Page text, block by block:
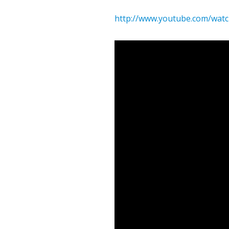
http://www.youtube.com/